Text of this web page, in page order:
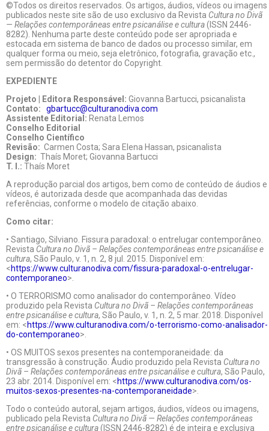
©Todos os direitos reservados. Os artigos, áudios, vídeos ou imagens
publicados neste site são de uso exclusivo da Revista Cultura no Divã
— Relações contemporâneas entre psicanálise e cultura(ISSN 2446-
8282). Nenhuma parte deste conteúdo pode ser apropriada e
estocada em sistema de banco de dados ou processo similar, em
qualquer forma ou meio, seja eletrônico, fotografia, gravação etc.,
sem permissão do detentor do Copyright.
EXPEDIENTE
Projeto | Editora Responsável: Giovanna Bartucci, psicanalista
Contato: gbartucc@culturanodiva.com
Assistente Editorial: Renata Lemos
Conselho Editorial
Conselho Científico
Revisão: Carmen Costa; Sara Elena Hassan, psicanalista
Design: Thaís Moret; Giovanna Bartucci
T. I.: Thaís Moret
A reprodução parcial dos artigos, bem como de conteúdo de áudios e
vídeos, é autorizada desde que acompanhada das devidas
referências, conforme o modelo de citação abaixo.
Como citar:
• Santiago, Silviano. Fissura paradoxal: o entrelugar contemporâneo.
Revista Cultura no Divã – Relações contemporâneas entre psicanálise e
cultura, São Paulo, v. 1, n. 2, 8 jul. 2015. Disponível em:
<https://www.culturanodiva.com/fissura-paradoxal-o-entrelugar-
contemporaneo>.
• O TERRORISMO como analisador do contemporâneo. Vídeo
produzido pela Revista Cultura no Divã – Relações contemporâneas
entre psicanálise e cultura, São Paulo, v. 1, n. 2, 5 mar. 2018. Disponível
em: <https://www.culturanodiva.com/o-terrorismo-como-analisador-
do-contemporaneo>.
• OS MUITOS sexos presentes na contemporaneidade: da
transgressão à construção. Áudio produzido pela Revista Cultura no
Divã – Relações contemporâneas entre psicanálise e cultura, São Paulo,
23 abr. 2014. Disponível em: <https://www.culturanodiva.com/os-
muitos-sexos-presentes-na-contemporaneidade>.
Todo o conteúdo autoral, sejam artigos, áudios, vídeos ou imagens,
publicado pela Revista Cultura no Divã — Relações contemporâneas
entre psicanálise e cultura(ISSN 2446-8282) é de inteira e exclusiva